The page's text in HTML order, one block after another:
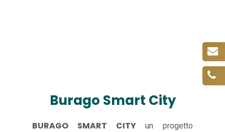
Burago Smart City
BURAGO SMART CITYun progetto